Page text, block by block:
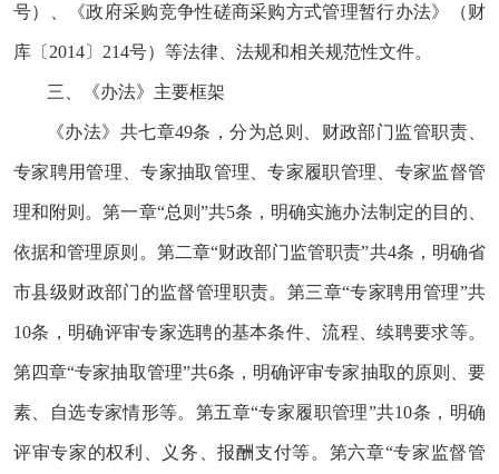
号）、《政府采购竞争性磋商采购方式管理暂行办法》（财
库〔2014〕214号）等法律、法规和相关规范性文件。
三、《办法》主要框架
《办法》共七章49条，分为总则、财政部门监管职责、
专家聘用管理、专家抽取管理、专家履职管理、专家监督管
理和附则。第一章“总则”共5条，明确实施办法制定的目的、
依据和管理原则。第二章“财政部门监管职责”共4条，明确省
市县级财政部门的监督管理职责。第三章“专家聘用管理”共
10条，明确评审专家选聘的基本条件、流程、续聘要求等。
第四章“专家抽取管理”共6条，明确评审专家抽取的原则、要
素、自选专家情形等。第五章“专家履职管理”共10条，明确
评审专家的权利、义务、报酬支付等。第六章“专家监督管